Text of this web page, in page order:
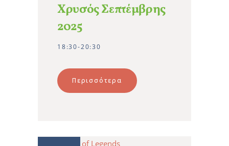
Χρυσός Σεπτέμβρης
2025
18:30-20:30
Περισσότερα